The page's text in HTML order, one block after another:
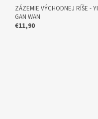
ZÁZEMIE VÝCHODNEJ RÍŠE - YI
GAN WAN
€11,90